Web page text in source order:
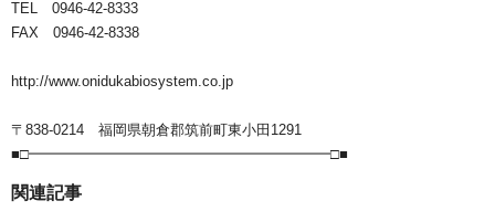
TEL 0946-42-8333
FAX 0946-42-8338
http://www.onidukabiosystem.co.jp
〒838-0214 福岡県朝倉郡筑前町東小田1291
■□━━━━━━━━━━━━━━━━━━━━━□■
関連記事